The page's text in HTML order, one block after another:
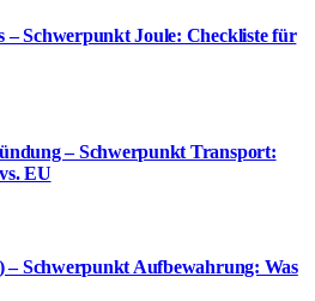
Schwerpunkt Joule: Checkliste für
– Schwerpunkt Transport:
EU
– Schwerpunkt Aufbewahrung: Was